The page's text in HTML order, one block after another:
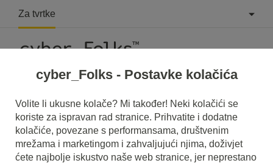
Za tvrtke
Pročitajte što je toLazy loadingu našem rječniku.
Pomoći će vam da bolje razumijete o čemu se točno radi
Lazy loadingi koje je značenje u svakodnevnoj upotrebi.
cyber_Folks - Postavke kolačića
Volite li ukusne kolače? Mi također! Neki kolačići se
koriste za ispravan rad stranice. Prihvatite i dodatne
kolačiće, povezane s performansama, društvenim
mrežama i marketingom i zahvaljujući njima, doživjet
ćete najbolje iskustvo naše web stranice, jer neprestano